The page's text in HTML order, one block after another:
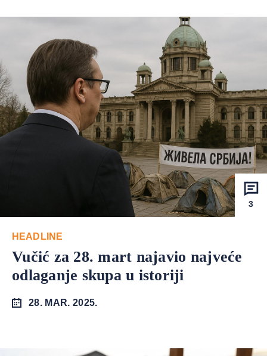
3
HEADLINE
Vučić za 28. mart najavio najveće
odlaganje skupa u istoriji
28. MAR. 2025.